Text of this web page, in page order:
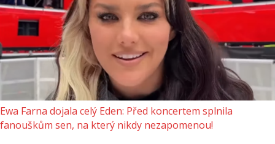
Ewa Farna dojala celý Eden: Před koncertem splnila
fanouškům sen, na který nikdy nezapomenou!